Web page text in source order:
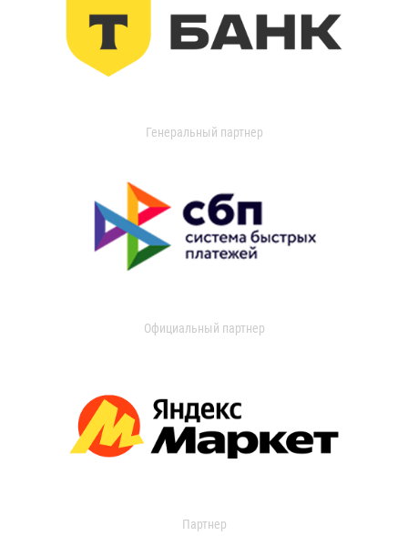
Генеральный партнер
Официальный партнер
Партнер